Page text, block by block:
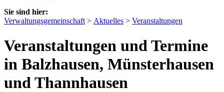
Sie sind hier:
Verwaltungsgemeinschaft > Aktuelles > Veranstaltungen
Veranstaltungen und Termine
in Balzhausen, Münsterhausen
und Thannhausen